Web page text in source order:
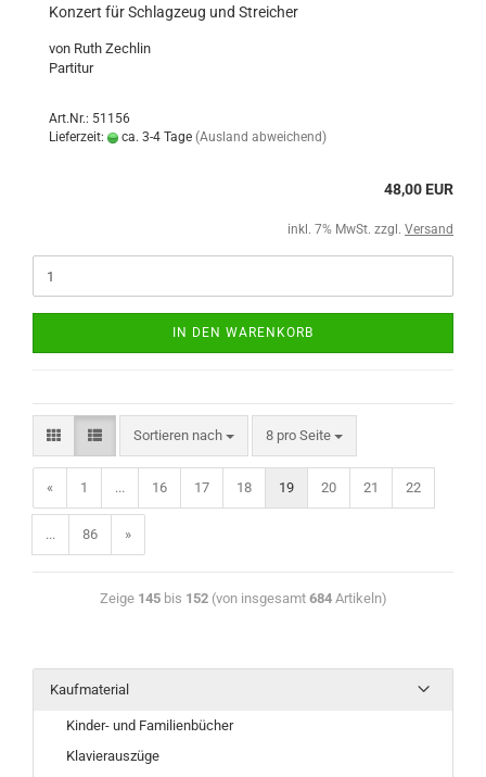
Konzert für Schlagzeug und Streicher
von Ruth Zechlin
Partitur
Art.Nr.: 51156
Lieferzeit:
ca. 3-4 Tage (Ausland abweichend)
48,00 EUR
inkl. 7% MwSt. zzgl. Versand
IN DEN WARENKORB
Sortieren nach 8 pro Seite
« 1 ... 16 17 18 19 20 21 22
... 86 »
Zeige 145bis 152(von insgesamt 684Artikeln)
Kaufmaterial
Kinder- und Familienbücher
Klavierauszüge